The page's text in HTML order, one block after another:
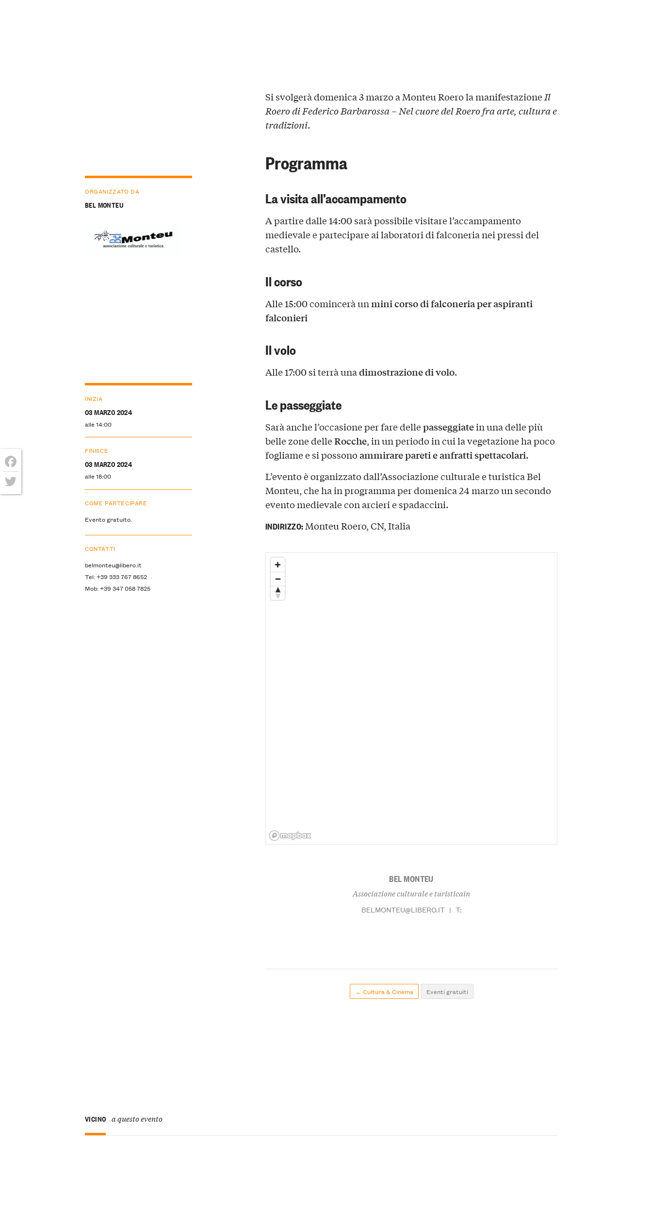
Si svolgerà domenica 3 marzo a Monteu Roero la manifestazioneIl
Roero di Federico Barbarossa – Nel cuore del Roero fra arte, cultura e
tradizioni.
Programma
La visita all’accampamento
A partire dalle 14:00 sarà possibile visitare l’accampamento
medievale e partecipare ai laboratori di falconeria nei pressi del
castello.
Il corso
Alle 15:00 comincerà unmini corso di falconeria per aspiranti
falconieri
Il volo
Alle 17:00 si terrà unadimostrazione di volo.
Le passeggiate
Sarà anche l’occasione per fare dellepasseggiatein una delle più
belle zone delleRocche, in un periodo in cui la vegetazione ha poco
fogliame e si possonoammirare pareti e anfratti spettacolari.
L’evento è organizzato dall’Associazione culturale e turistica Bel
Monteu, che ha in programma per domenica 24 marzo un secondo
evento medievale con arcieri e spadaccini.
ORGANIZZATO DA
BEL MONTEU
INIZIA
03 MARZO 2024
alle 14:00
FINISCE
03 MARZO 2024
alle 18:00
COME PARTECIPARE
Evento gratuito.
CONTATTI
belmonteu@libero.it
Tel: +39 333 767 8652
Mob: +39 347 058 7825
INDIRIZZO: Monteu Roero, CN, Italia
BEL MONTEU
Associazione culturale e turisticain
BELMONTEU@LIBERO.IT | T:
← Cultura & Cinema Eventi gratuiti
VICINO a questo evento
Facebook
Twitter